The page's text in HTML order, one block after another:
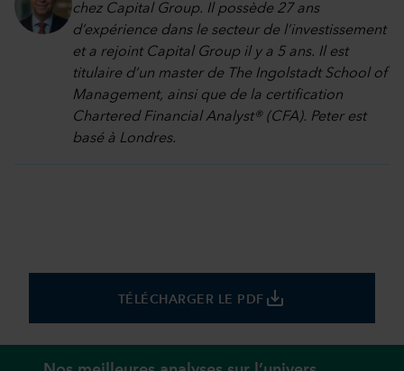
chez Capital Group. Il possède 27 ans
d’expérience dans le secteur de l’investissement
et a rejoint Capital Group il y a 5 ans. Il est
titulaire d’un master de The Ingolstadt School of
Management, ainsi que de la certification
Chartered Financial Analyst® (CFA). Peter est
basé à Londres.
TÉLÉCHARGER LE PDF save_alt